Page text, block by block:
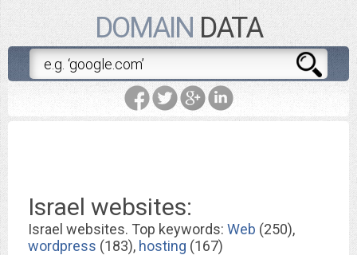
DOMAIN DATA
Israel websites:
Israel websites. Top keywords: Web (250),
wordpress (183), hosting (167)